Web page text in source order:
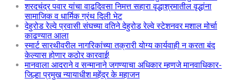
शरदचंद्र पवार यांचा वाढदिवसा निमत्त सहारा वृद्धाश्रमातील वृद्धांना
सामाजिक व धार्मिक ग्रंथ दिली भेट
देहुरोड रेल्वे प्रवासी संघच्या वतिने देहुरोड रेल्वे स्टेशनवर मशाल मोर्चा
काढण्यात आला
स्मार्ट सारथीवरील नागरिकांच्या तक्रारी योग्य कार्यवाही न करता बंद
केल्यास होणार कठोर कारवाई!
मानवाला आदराने व सन्मानाने जगण्याचा अधिकार म्हणजे मानवाधिकार-
जिल्हा प्रमुख न्यायाधीश महेंद्र के महाजन